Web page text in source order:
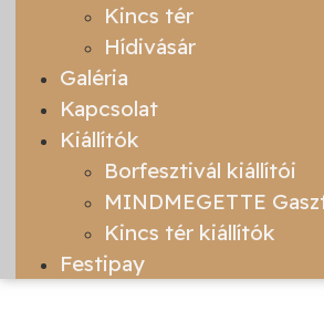
Kincs tér
Hídivásár
Galéria
Kapcsolat
Kiállítók
Borfesztivál kiállítói
MINDMEGETTE
Kincs tér kiállítók
Festipay